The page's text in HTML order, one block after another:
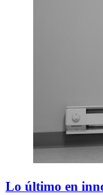
Lo último en